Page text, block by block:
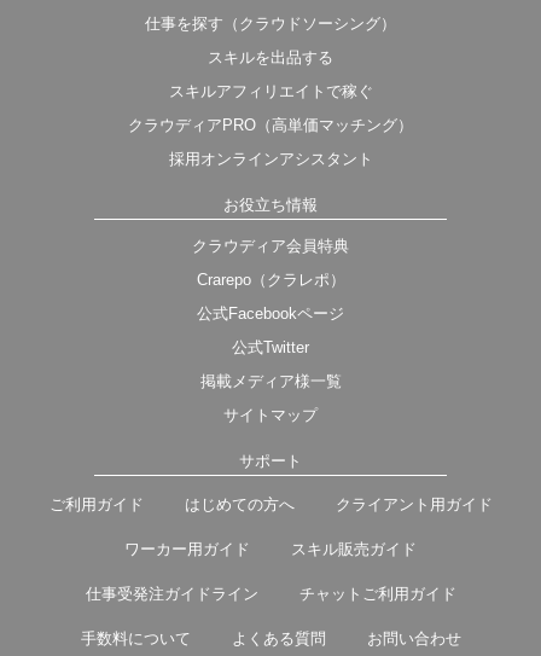
仕事を探す（クラウドソーシング）
スキルを出品する
スキルアフィリエイトで稼ぐ
クラウディアPRO（高単価マッチング）
採用オンラインアシスタント
お役立ち情報
クラウディア会員特典
Crarepo（クラレポ）
公式Facebookページ
公式Twitter
掲載メディア様一覧
サイトマップ
サポート
ご利用ガイド はじめての方へ クライアント用ガイド
ワーカー用ガイド スキル販売ガイド
仕事受発注ガイドライン チャットご利用ガイド
手数料について よくある質問 お問い合わせ